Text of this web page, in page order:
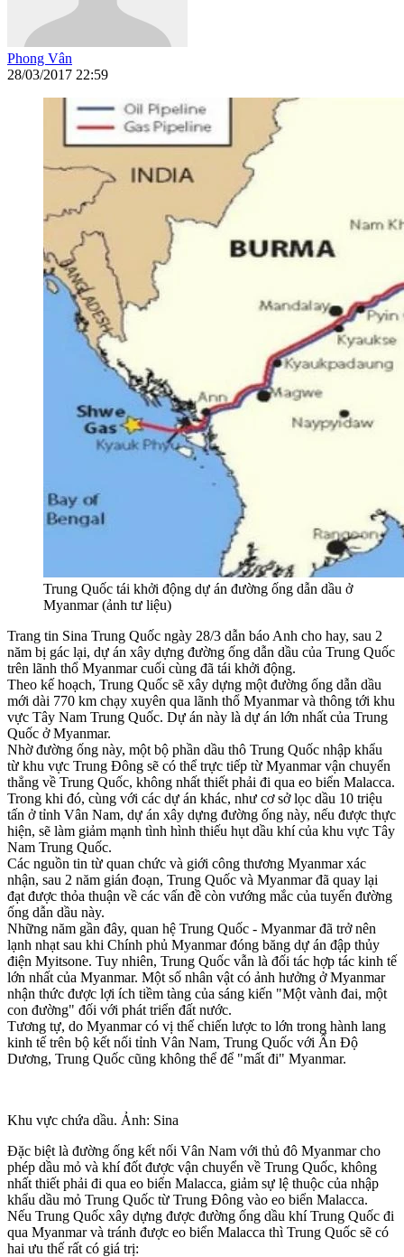
Phong Vân
28/03/2017 22:59
Trung Quốc tái khởi động dự án đường ống dẫn dầu ở
Myanmar (ảnh tư liệu)
Trang tin Sina Trung Quốc ngày 28/3 dẫn báo Anh cho hay, sau 2
năm bị gác lại, dự án xây dựng đường ống dẫn dầu của Trung Quốc
trên lãnh thổ Myanmar cuối cùng đã tái khởi động.
Theo kế hoạch, Trung Quốc sẽ xây dựng một đường ống dẫn dầu
mới dài 770 km chạy xuyên qua lãnh thổ Myanmar và thông tới khu
vực Tây Nam Trung Quốc. Dự án này là dự án lớn nhất của Trung
Quốc ở Myanmar.
Nhờ đường ống này, một bộ phần dầu thô Trung Quốc nhập khẩu
từ khu vực Trung Đông sẽ có thể trực tiếp từ Myanmar vận chuyển
thẳng về Trung Quốc, không nhất thiết phải đi qua eo biển Malacca.
Trong khi đó, cùng với các dự án khác, như cơ sở lọc dầu 10 triệu
tấn ở tỉnh Vân Nam, dự án xây dựng đường ống này, nếu được thực
hiện, sẽ làm giảm mạnh tình hình thiếu hụt dầu khí của khu vực Tây
Nam Trung Quốc.
Các nguồn tin từ quan chức và giới công thương Myanmar xác
nhận, sau 2 năm gián đoạn, Trung Quốc và Myanmar đã quay lại
đạt được thỏa thuận về các vấn đề còn vướng mắc của tuyến đường
ống dẫn dầu này.
Những năm gần đây, quan hệ Trung Quốc - Myanmar đã trở nên
lạnh nhạt sau khi Chính phủ Myanmar đóng băng dự án đập thủy
điện Myitsone. Tuy nhiên, Trung Quốc vẫn là đối tác hợp tác kinh tế
lớn nhất của Myanmar. Một số nhân vật có ảnh hưởng ở Myanmar
nhận thức được lợi ích tiềm tàng của sáng kiến "Một vành đai, một
con đường" đối với phát triển đất nước.
Tương tự, do Myanmar có vị thế chiến lược to lớn trong hành lang
kinh tế trên bộ kết nối tỉnh Vân Nam, Trung Quốc với Ấn Độ
Dương, Trung Quốc cũng không thể để "mất đi" Myanmar.